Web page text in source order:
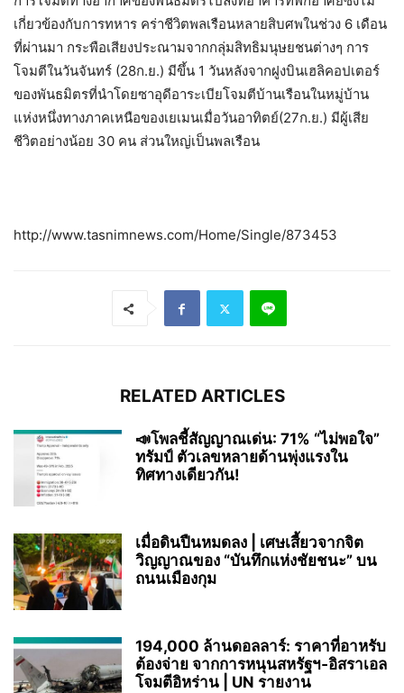
เกี่ยวข้องกับการทหาร คร่าชีวิตพลเรือนหลายสิบศพในช่วง 6 เดือน
ที่ผ่านมา กระพือเสียงประณามจากกลุ่มสิทธิมนุษยชนต่างๆ การ
โจมตีในวันจันทร์ (28ก.ย.) มีขึ้น 1 วันหลังจากฝูงบินเฮลิคอปเตอร์
ของพันธมิตรที่นำโดยซาอุดีอาระเบียโจมตีบ้านเรือนในหมู่บ้าน
แห่งหนึ่งทางภาคเหนือของเยเมนเมื่อวันอาทิตย์(27ก.ย.) มีผู้เสีย
ชีวิตอย่างน้อย 30 คน ส่วนใหญ่เป็นพลเรือน
http://www.tasnimnews.com/Home/Single/873453
RELATED ARTICLES
📣โพลชี้สัญญาณเด่น: 71% “ไม่พอใจ”
ทรัมป์ ตัวเลขหลายด้านพุ่งแรงใน
ทิศทางเดียวกัน!
เมื่อดินปืนหมดลง | เศษเสี้ยวจากจิต
วิญญาณของ “บันทึกแห่งชัยชนะ” บน
ถนนเมืองกุม
194,000 ล้านดอลลาร์: ราคาที่อาหรับ
ต้องจ่าย จากการหนุนสหรัฐฯ‑อิสราเอล
โจมตีอิหร่าน | UN รายงาน